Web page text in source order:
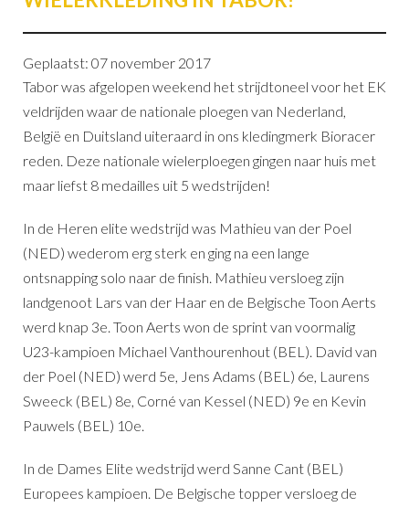
Geplaatst: 07 november 2017
Tabor was afgelopen weekend het strijdtoneel voor het EK
veldrijden waar de nationale ploegen van Nederland,
België en Duitsland uiteraard in ons kledingmerk Bioracer
reden. Deze nationale wielerploegen gingen naar huis met
maar liefst 8 medailles uit 5 wedstrijden!
In de Heren elite wedstrijd was Mathieu van der Poel
(NED) wederom erg sterk en ging na een lange
ontsnapping solo naar de finish. Mathieu versloeg zijn
landgenoot Lars van der Haar en de Belgische Toon Aerts
werd knap 3e. Toon Aerts won de sprint van voormalig
U23-kampioen Michael Vanthourenhout (BEL). David van
der Poel (NED) werd 5e, Jens Adams (BEL) 6e, Laurens
Sweeck (BEL) 8e, Corné van Kessel (NED) 9e en Kevin
Pauwels (BEL) 10e.
In de Dames Elite wedstrijd werd Sanne Cant (BEL)
Europees kampioen. De Belgische topper versloeg de